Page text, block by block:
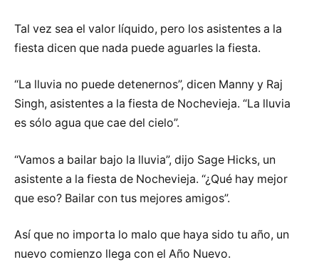
Tal vez sea el valor líquido, pero los asistentes a la
fiesta dicen que nada puede aguarles la fiesta.
“La lluvia no puede detenernos”, dicen Manny y Raj
Singh, asistentes a la fiesta de Nochevieja. “La lluvia
es sólo agua que cae del cielo”.
“Vamos a bailar bajo la lluvia”, dijo Sage Hicks, un
asistente a la fiesta de Nochevieja. “¿Qué hay mejor
que eso? Bailar con tus mejores amigos”.
Así que no importa lo malo que haya sido tu año, un
nuevo comienzo llega con el Año Nuevo.